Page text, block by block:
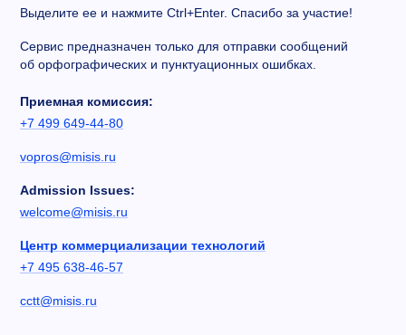
Выделите ее и нажмите Ctrl+Enter. Спасибо за участие!
Сервис предназначен только для отправки сообщений
об орфографических и пунктуационных ошибках.
Приемная комиссия:
+7 499 649-44-80
vopros@misis.ru
Admission Issues:
welcome@misis.ru
Центр коммерциализации технологий
+7 495 638-46-57
cctt@misis.ru